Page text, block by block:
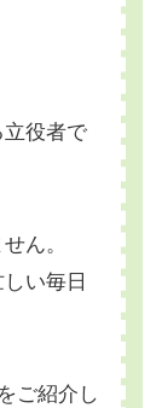
役者で
ん。
い毎日
ご紹介し